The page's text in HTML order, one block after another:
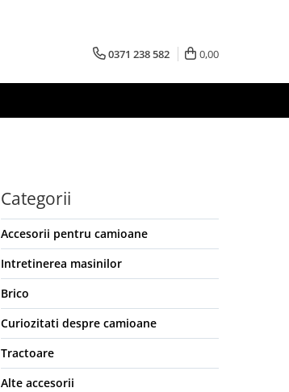
0371 238 582 0,00
Categorii
Accesorii pentru camioane
Intretinerea masinilor
Brico
Curiozitati despre camioane
Tractoare
Alte accesorii